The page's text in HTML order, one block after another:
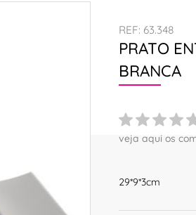
REF: 63.348
PRATO
BRANCA
veja aqui os
29*9*3cm